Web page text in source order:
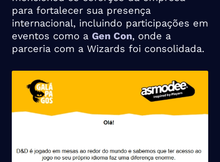
para fortalecer sua presença
internacional, incluindo participações em
eventos como a Gen Con, onde a
parceria com a Wizards foi consolidada.